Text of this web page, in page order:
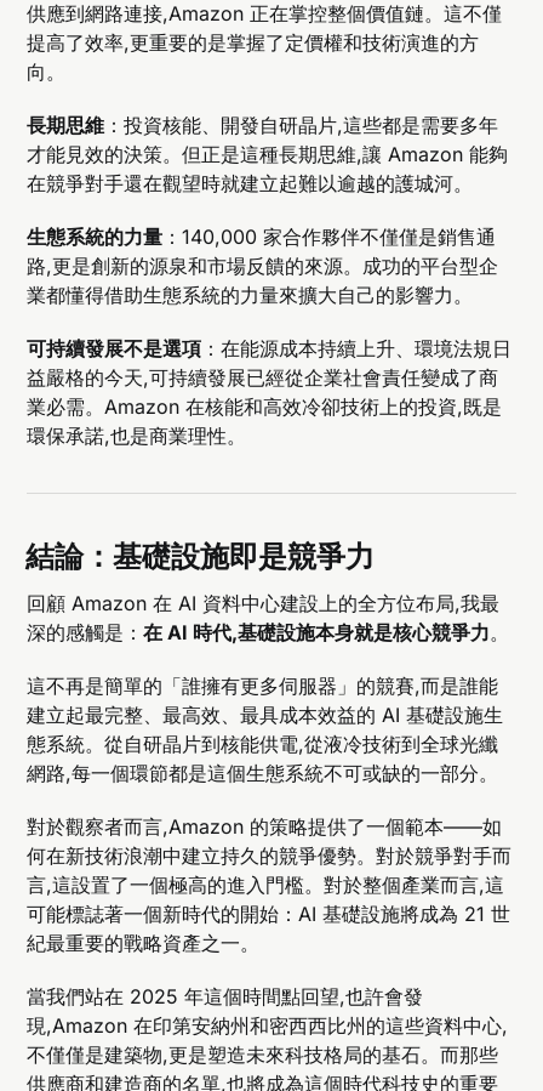
供應到網路連接,Amazon 正在掌控整個價值鏈。這不僅
提高了效率,更重要的是掌握了定價權和技術演進的方
向。
長期思維 ：投資核能、開發自研晶片,這些都是需要多年
才能見效的決策。但正是這種長期思維,讓 Amazon 能夠
在競爭對手還在觀望時就建立起難以逾越的護城河。
生態系統的力量 ：140,000 家合作夥伴不僅僅是銷售通
路,更是創新的源泉和市場反饋的來源。成功的平台型企
業都懂得借助生態系統的力量來擴大自己的影響力。
可持續發展不是選項 ：在能源成本持續上升、環境法規日
益嚴格的今天,可持續發展已經從企業社會責任變成了商
業必需。Amazon 在核能和高效冷卻技術上的投資,既是
環保承諾,也是商業理性。
結論：基礎設施即是競爭力
回顧 Amazon 在 AI 資料中心建設上的全方位布局,我最
深的感觸是：在 AI 時代,基礎設施本身就是核心競爭力。
這不再是簡單的「誰擁有更多伺服器」的競賽,而是誰能
建立起最完整、最高效、最具成本效益的 AI 基礎設施生
態系統。從自研晶片到核能供電,從液冷技術到全球光纖
網路,每一個環節都是這個生態系統不可或缺的一部分。
對於觀察者而言,Amazon 的策略提供了一個範本——如
何在新技術浪潮中建立持久的競爭優勢。對於競爭對手而
言,這設置了一個極高的進入門檻。對於整個產業而言,這
可能標誌著一個新時代的開始：AI 基礎設施將成為 21 世
紀最重要的戰略資產之一。
當我們站在 2025 年這個時間點回望,也許會發
現,Amazon 在印第安納州和密西西比州的這些資料中心,
不僅僅是建築物,更是塑造未來科技格局的基石。而那些
供應商和建造商的名單,也將成為這個時代科技史的重要